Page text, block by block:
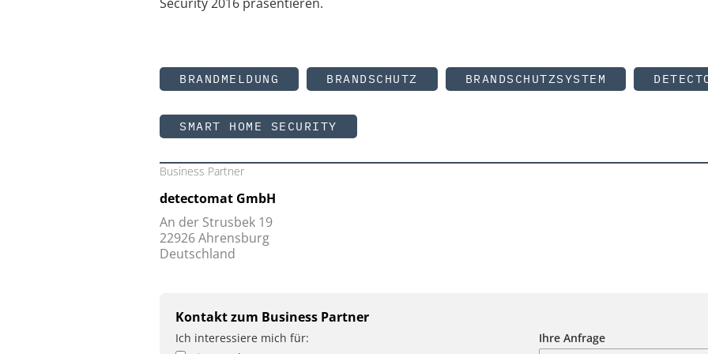
BRANDMELDUNG BRANDSCHUTZ BRANDSCHUTZSYSTEM
SMART HOME SECURITY
Business Partner
detectomat GmbH
An der Strusbek 19
22926 Ahrensburg
Deutschland
Kontakt zum Business Partner
Ich interessiere mich für:
Ihre Anfrage